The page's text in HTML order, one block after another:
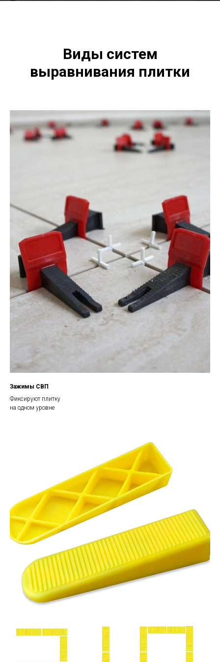
Виды систем
выравнивания плитки
Зажимы СВП
Фиксируют плитку
на одном уровне